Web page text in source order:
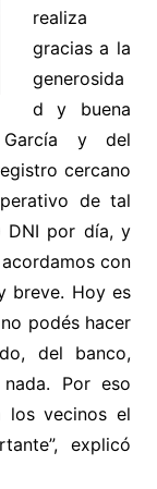
realiza
gracias a la
generosida
d y buena
y del
cercano
de tal
DNI por día, y
con
breve. Hoy es
podés hacer
del banco,
Por eso
los vecinos el
explicó